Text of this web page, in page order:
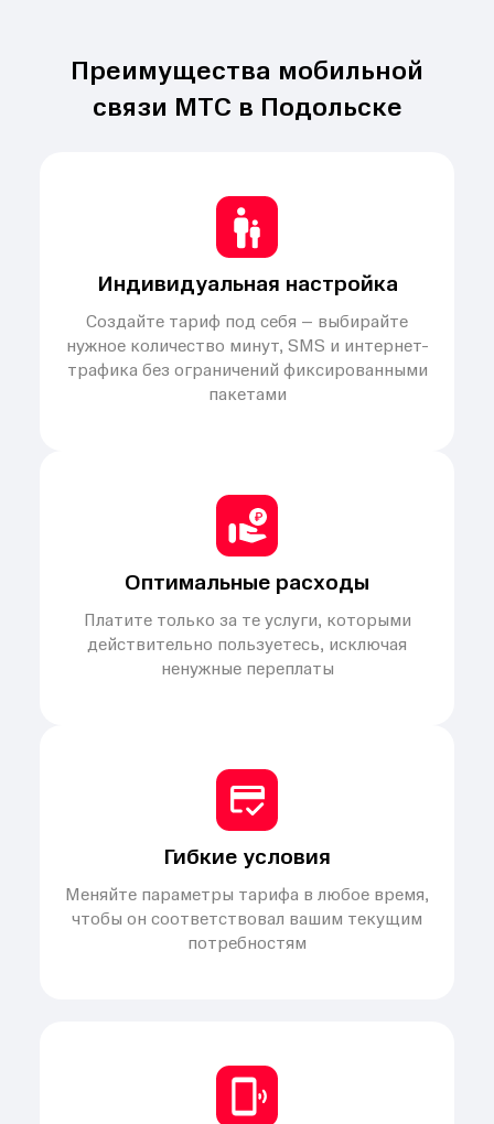
Преимущества мобильной
связи МТС в Подольске
Индивидуальная настройка
Создайте тариф под себя – выбирайте
нужное количество минут, SMS и интернет-
трафика без ограничений фиксированными
пакетами
Оптимальные расходы
Платите только за те услуги, которыми
действительно пользуетесь, исключая
ненужные переплаты
Гибкие условия
Меняйте параметры тарифа в любое время,
чтобы он соответствовал вашим текущим
потребностям